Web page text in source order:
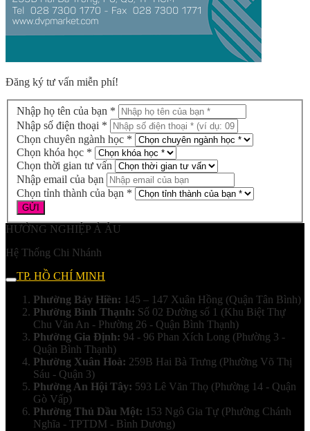
Đăng ký tư vấn miễn phí!
Nhập họ tên của bạn *
Nhập số điện thoại *
Chọn chuyên ngành học *
Chọn khóa học *
Chọn thời gian tư vấn
Nhập email của bạn
Chọn tỉnh thành của bạn *
HƯỚNG NGHIỆP Á ÂU
Hệ Thống Chi Nhánh
TP. HỒ CHÍ MINH
Phường Bảy Hiền: 145 – 147 Xuân Hồng (Quận Tân Bình)
Phường Bình Thạnh: Số 02 Đường số 1 (Khu Biệt Thự
Chu Văn An - Phường 26 - Quận Bình Thạnh)
Phường Gia Định: 94 - 96 Phan Xích Long (Phường 3 -
Quận Bình Thạnh)
Phường Xuân Hoà: 259B Hai Bà Trưng (Phường Võ Thị
Sáu - Quận 3)
Phường An Hội Tây: 593 Lê Văn Thọ (Phường 14 - Quận
Gò Vấp)
Phường Thủ Dầu Một: 153 Ngô Gia Tự (Phường Chánh
Nghĩa - TPTDM - Bình Dương)